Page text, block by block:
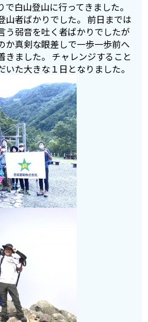
白山登山に行ってきました。
山者ばかりでした。 前日までは
う弱音を吐く者ばかりでしたが
か真剣な眼差しで一歩一歩前へ
きました。 チャレンジすること
た大きな１日となりました。